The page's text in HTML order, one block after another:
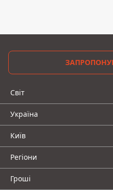
Світ
Україна
Київ
Регіони
Гроші